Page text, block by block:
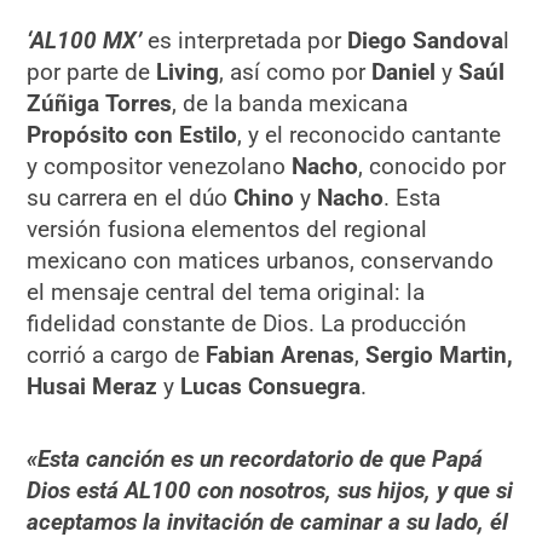
‘AL100 MX’ es interpretada por Diego Sandoval
por parte de Living, así como por Daniel ySaúl
Zúñiga Torres, de la banda mexicana
Propósito con Estilo, y el reconocido cantante
y compositor venezolano Nacho, conocido por
su carrera en el dúoChinoy Nacho. Esta
versión fusiona elementos del regional
mexicano con matices urbanos, conservando
el mensaje central del tema original: la
fidelidad constante de Dios. La producción
corrió a cargo de Fabian Arenas,Sergio Martin,
Husai Meraz y Lucas Consuegra.
«Esta canción es un recordatorio de que Papá
Dios está AL100 con nosotros, sus hijos, y que si
aceptamos la invitación de caminar a su lado, él